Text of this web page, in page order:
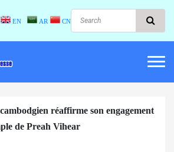
EN AR CN
réaffirme son engagement
de Preah Vihear